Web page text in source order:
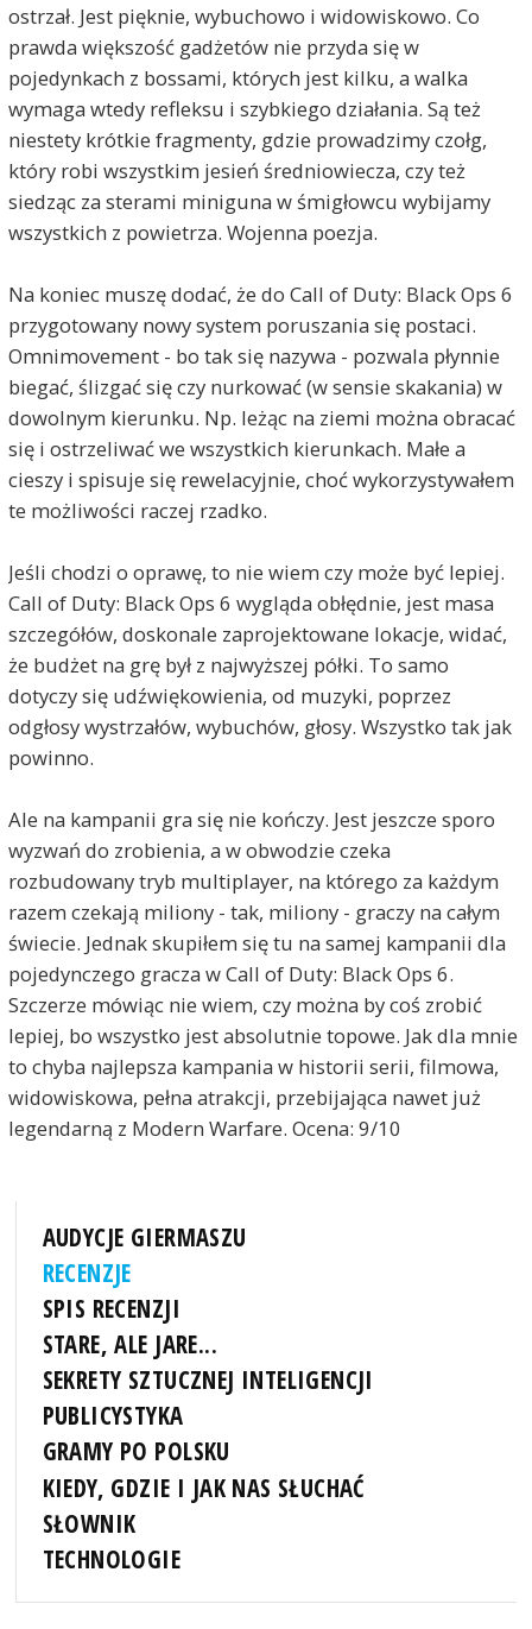
ostrzał. Jest pięknie, wybuchowo i widowiskowo. Co
prawda większość gadżetów nie przyda się w
pojedynkach z bossami, których jest kilku, a walka
wymaga wtedy refleksu i szybkiego działania. Są też
niestety krótkie fragmenty, gdzie prowadzimy czołg,
który robi wszystkim jesień średniowiecza, czy też
siedząc za sterami miniguna w śmigłowcu wybijamy
wszystkich z powietrza. Wojenna poezja.
Na koniec muszę dodać, że do Call of Duty: Black Ops 6
przygotowany nowy system poruszania się postaci.
Omnimovement - bo tak się nazywa - pozwala płynnie
biegać, ślizgać się czy nurkować (w sensie skakania) w
dowolnym kierunku. Np. leżąc na ziemi można obracać
się i ostrzeliwać we wszystkich kierunkach. Małe a
cieszy i spisuje się rewelacyjnie, choć wykorzystywałem
te możliwości raczej rzadko.
Jeśli chodzi o oprawę, to nie wiem czy może być lepiej.
Call of Duty: Black Ops 6 wygląda obłędnie, jest masa
szczegółów, doskonale zaprojektowane lokacje, widać,
że budżet na grę był z najwyższej półki. To samo
dotyczy się udźwiękowienia, od muzyki, poprzez
odgłosy wystrzałów, wybuchów, głosy. Wszystko tak jak
powinno.
Ale na kampanii gra się nie kończy. Jest jeszcze sporo
wyzwań do zrobienia, a w obwodzie czeka
rozbudowany tryb multiplayer, na którego za każdym
razem czekają miliony - tak, miliony - graczy na całym
świecie. Jednak skupiłem się tu na samej kampanii dla
pojedynczego gracza w Call of Duty: Black Ops 6.
Szczerze mówiąc nie wiem, czy można by coś zrobić
lepiej, bo wszystko jest absolutnie topowe. Jak dla mnie
to chyba najlepsza kampania w historii serii, filmowa,
widowiskowa, pełna atrakcji, przebijająca nawet już
legendarną z Modern Warfare. Ocena: 9/10
AUDYCJE GIERMASZU
RECENZJE
SPIS RECENZJI
STARE, ALE JARE...
SEKRETY SZTUCZNEJ INTELIGENCJI
PUBLICYSTYKA
GRAMY PO POLSKU
KIEDY, GDZIE I JAK NAS SŁUCHAĆ
SŁOWNIK
TECHNOLOGIE